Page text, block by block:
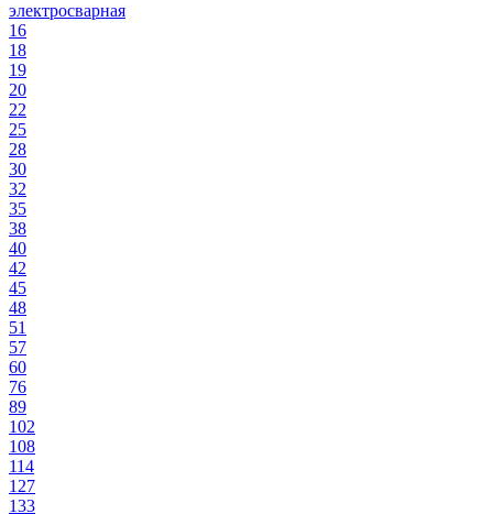
электросварная
16
18
19
20
22
25
28
30
32
35
38
40
42
45
48
51
57
60
76
89
102
108
114
127
133